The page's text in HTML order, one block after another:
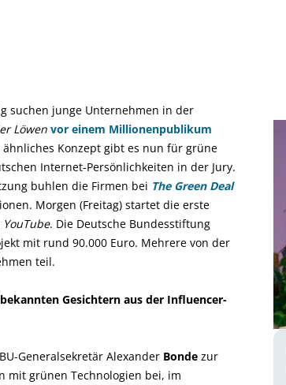
suchen junge Unternehmen in der
Löwen vor einem Millionenpublikum
Konzept gibt es nun für grüne
Internet-Persönlichkeiten in der Jury.
buhlen die Firmen bei The Green Deal
Morgen (Freitag) startet die erste
YouTube. Die Deutsche Bundesstiftung
mit rund 90.000 Euro. Mehrere von der
teil.
Gesichtern aus der Influencer-
Generalsekretär Alexander Bonde zur
mit grünen Technologien bei, im